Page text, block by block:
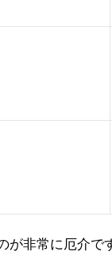
非常に厄介で